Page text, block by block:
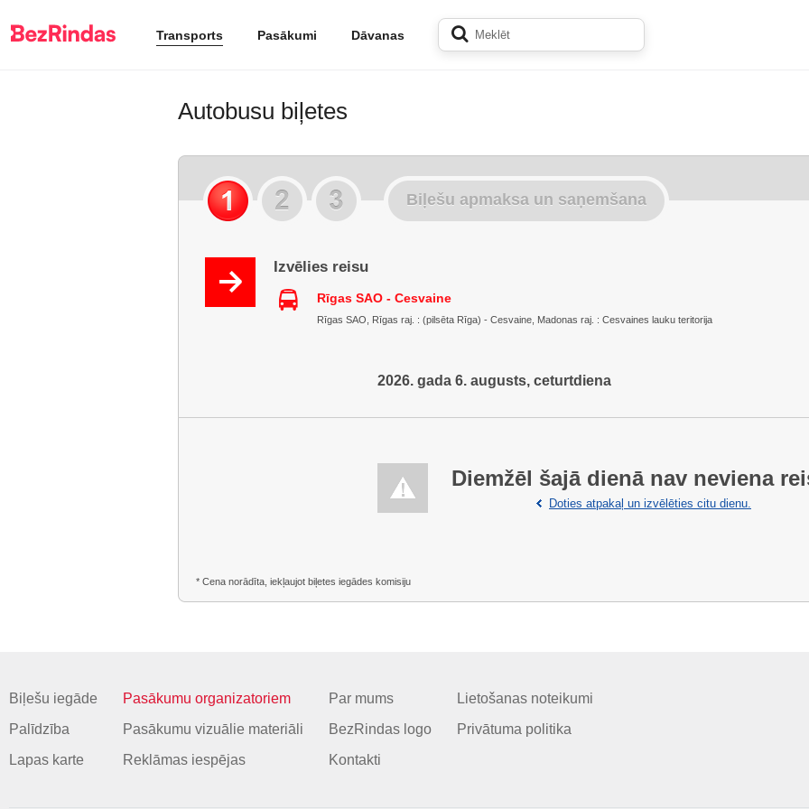
Transports Pasākumi Dāvanas
Autobusu biļetes
Biļešu apmaksa un saņemšana
Izvēlies reisu
Rīgas SAO - Cesvaine
Rīgas SAO, Rīgas raj. : (pilsēta Rīga) - Cesvaine, Madonas raj. : Cesvaines lauku teritorija
2026. gada 6. augusts, ceturtdiena
Diemžēl šajā dienā nav neviena
Doties atpakaļ un izvēlēties citu dienu.
* Cena norādīta, iekļaujot biļetes iegādes komisiju
Biļešu iegāde
Palīdzība
Lapas karte
Pasākumu organizatoriem
Pasākumu vizuālie materiāli
Reklāmas iespējas
Par mums
BezRindas logo
Kontakti
Lietošanas noteikumi
Privātuma politika